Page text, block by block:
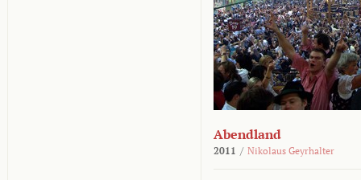
Abendland
2011 / Nikolaus Geyrhalter